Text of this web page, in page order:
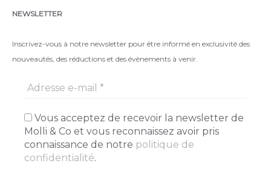
NEWSLETTER
Inscrivez-vous à notre newsletter pour être informé en exclusivité des
nouveautés, des réductions et des évènements à venir.
Vous acceptez de recevoir la newsletter de
Molli & Co et vous reconnaissez avoir pris
connaissance de notre politique de
confidentialité.